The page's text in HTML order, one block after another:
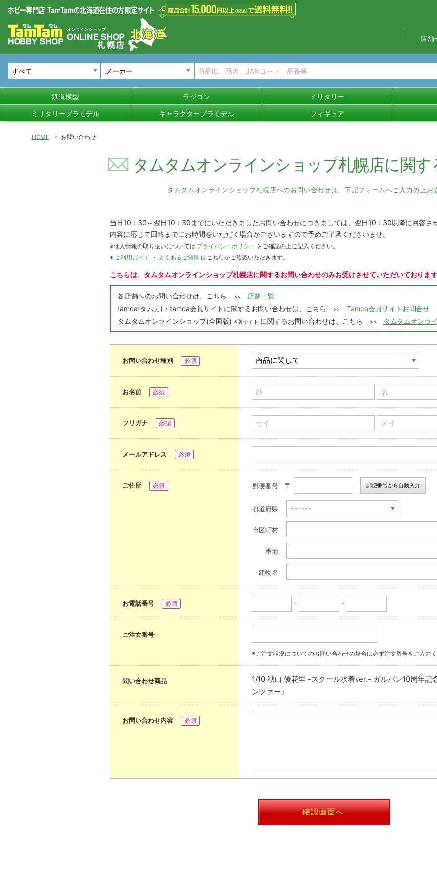
店舗
メーカー
鉄道模型 ラジコン ミリタリー
ミリタリープラモデル キャラクタープラモデル フィギュア
HOME お問い合わせ
タムタムオンラインショップ札幌店に関
タムタムオンラインショップ札幌店へのお問い合わせは、 下記フォームへご入力の上お
当日10：30～翌日10：30までにいただきましたお問い合わせにつきましては、翌日10：30以降に回答さ
内容に応じて回答までにお時間をいただく場合がございますので予めご了承くださいませ。
※個人情報の取り扱いについては プライバシーポリシー をご確認の上ご記入ください。
※ ご利用ガイド ・ よくあるご質問 はこちらかご確認いただきます。
こちらは、 タムタムオンラインショップ札幌店に関するお問い合わせのみお受けさせていただいておりま
各店舗へのお問い合わせは、こちら >>
店舗一覧
tamca(タムカ)・tamca会員サイトに関するお問い合わせは、こちら
>>
Tamca会員サイトお問合せ
タムタムオンラインショップ(全国版) ※別サイト に関するお問い合わせは、こちら >> タムタムオンラ
お問い合わせ種別 必須
お名前 必須
フリガナ 必須
メールアドレス 必須
ご住所 必須 郵便番号 〒 郵便番号から自動入力
都道府県
市区町村
番地
建物名
お電話番号 必須 - -
ご注文番号
※ご注文状況についてのお問い合わせの場合は必ず注文番号をご入力
問い合わせ商品
1/10 秋山 優花里 -スクール水着ver.- ガルパン10周年記
ンツァー』
お問い合わせ内容 必須
確認画面へ